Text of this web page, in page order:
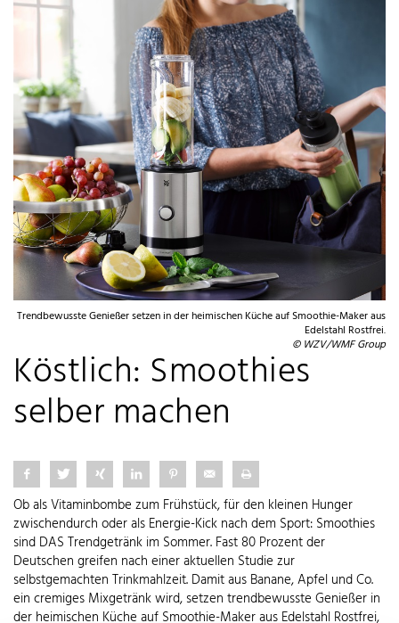
Trendbewusste Genießer setzen in der heimischen Küche auf Smoothie-Maker aus
Edelstahl Rostfrei.
© WZV/WMF Group
Köstlich: Smoothies
selber machen
Ob als Vitaminbombe zum Frühstück, für den kleinen Hunger
zwischendurch oder als Energie-Kick nach dem Sport: Smoothies
sind DAS Trendgetränk im Sommer. Fast 80 Prozent der
Deutschen greifen nach einer aktuellen Studie zur
selbstgemachten Trinkmahlzeit. Damit aus Banane, Apfel und Co.
ein cremiges Mixgetränk wird, setzen trendbewusste Genießer in
der heimischen Küche auf Smoothie-Maker aus Edelstahl Rostfrei,